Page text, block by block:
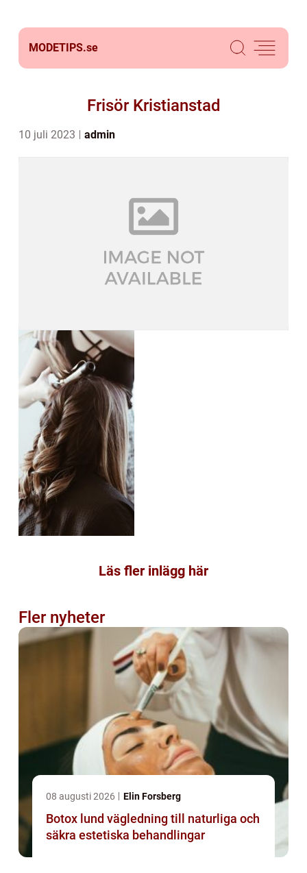
MODETIPS.se
Frisör Kristianstad
10 juli 2023 admin
Läs fler inlägg här
Fler nyheter
08 augusti 2026 Elin Forsberg
Botox lund vägledning till naturliga och
säkra estetiska behandlingar